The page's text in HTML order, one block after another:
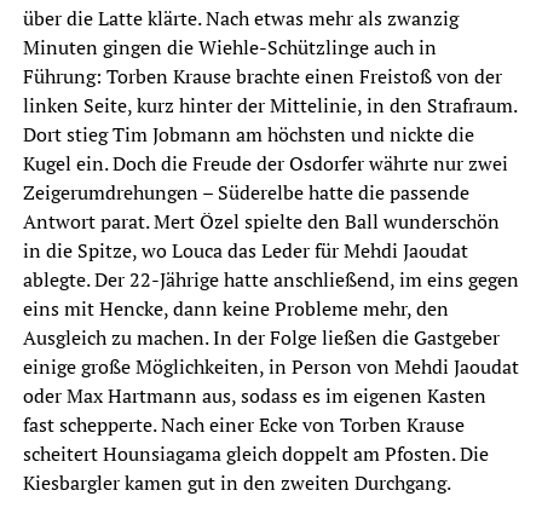
über die Latte klärte. Nach etwas mehr als zwanzig
Minuten gingen die Wiehle-Schützlinge auch in
Führung: Torben Krause brachte einen Freistoß von der
linken Seite, kurz hinter der Mittelinie, in den Strafraum.
Dort stieg Tim Jobmann am höchsten und nickte die
Kugel ein. Doch die Freude der Osdorfer währte nur zwei
Zeigerumdrehungen – Süderelbe hatte die passende
Antwort parat. Mert Özel spielte den Ball wunderschön
in die Spitze, wo Louca das Leder für Mehdi Jaoudat
ablegte. Der 22-Jährige hatte anschließend, im eins gegen
eins mit Hencke, dann keine Probleme mehr, den
Ausgleich zu machen. In der Folge ließen die Gastgeber
einige große Möglichkeiten, in Person von Mehdi Jaoudat
oder Max Hartmann aus, sodass es im eigenen Kasten
fast schepperte. Nach einer Ecke von Torben Krause
scheitert Hounsiagama gleich doppelt am Pfosten. Die
Kiesbargler kamen gut in den zweiten Durchgang.